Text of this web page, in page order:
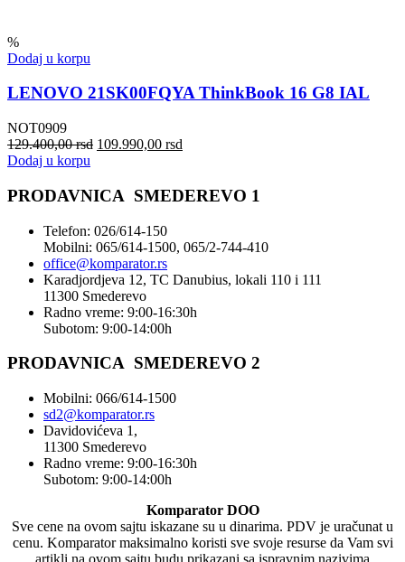
%
Dodaj u korpu
LENOVO 21SK00FQYA ThinkBook 16 G8 IAL
NOT0909
129.400,00rsd 109.990,00 rsd
Dodaj u korpu
PRODAVNICA SMEDEREVO 1
Telefon: 026/614-150
Mobilni: 065/614-1500, 065/2-744-410
office@komparator.rs
Karadjordjeva 12, TC Danubius, lokali 110 i 111
11300 Smederevo
Radno vreme: 9:00-16:30h
Subotom: 9:00-14:00h
PRODAVNICA SMEDEREVO 2
Mobilni: 066/614-1500
sd2@komparator.rs
Davidovićeva 1,
11300 Smederevo
Radno vreme: 9:00-16:30h
Subotom: 9:00-14:00h
Komparator DOO
Sve cene na ovom sajtu iskazane su u dinarima. PDV je uračunat u
cenu. Komparator maksimalno koristi sve svoje resurse da Vam svi
artikli na ovom sajtu budu prikazani sa ispravnim nazivima